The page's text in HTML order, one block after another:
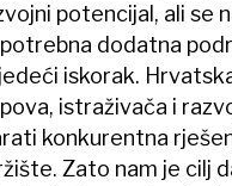
potencijal, ali se
dodatna
iskorak.
istraživača i
konkurentna
Zato nam je cilj